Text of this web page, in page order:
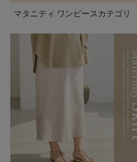
マタニティ ワンピースカテゴリ